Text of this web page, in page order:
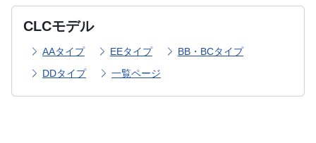
CLCモデル
AAタイプ EEタイプ
BB・BCタイプ
DDタイプ
一覧ページ